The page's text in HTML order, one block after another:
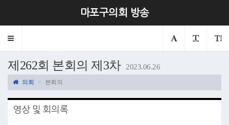
마포구의회 방송
Toggle
제262회 본회의 제3차 2023.06.26
의회 본회의
영상 및 회의록